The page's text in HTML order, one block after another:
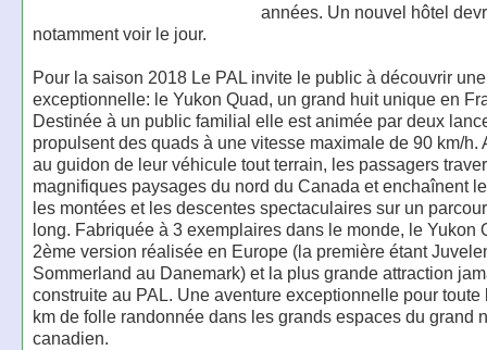
années. Un nouvel hôtel
notamment voir le jour.
Pour la saison 2018 Le PAL invite le public à découvrir
exceptionnelle: le Yukon Quad, un grand huit unique en
Destinée à un public familial elle est animée par deux
propulsent des quads à une vitesse maximale de 90 km/h.
au guidon de leur véhicule tout terrain, les passagers
magnifiques paysages du nord du Canada et enchaînent
les montées et les descentes spectaculaires sur un
long. Fabriquée à 3 exemplaires dans le monde, le Yukon
2ème version réalisée en Europe (la première étant
Sommerland au Danemark) et la plus grande attraction
construite au PAL. Une aventure exceptionnelle pour toute
km de folle randonnée dans les grands espaces du grand
canadien.